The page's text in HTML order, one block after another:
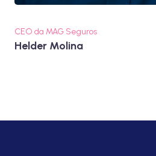
CEO da MAG Seguros
Helder Molina